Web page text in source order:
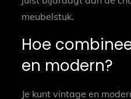
meubelstuk.
Hoe
en modern?
Je kunt vintage en